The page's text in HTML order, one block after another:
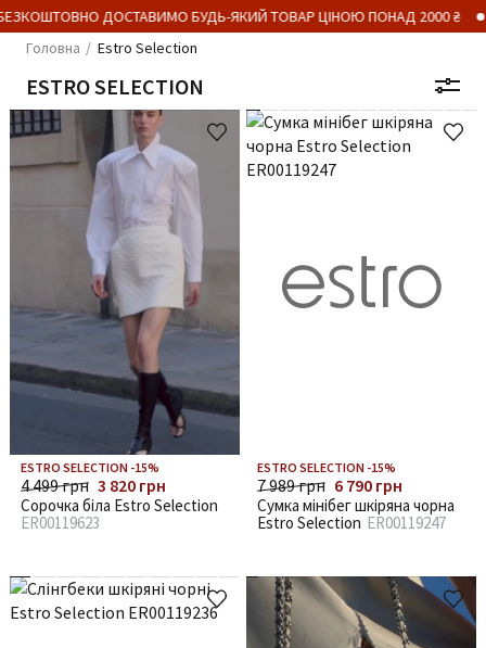
ДОСТАВИМО БУДЬ-ЯКИЙ ТОВАР ЦІНОЮ ПОНАД 2000 ₴
Головна
Estro Selection
ESTRO SELECTION
ESTRO SELECTION -15%
4 499 грн 3 820 грн
Сорочка біла Estro Selection
ER00119623
ESTRO SELECTION -15%
7 989 грн 6 790 грн
Сумка мінібег шкіряна чорна
Estro Selection ER00119247